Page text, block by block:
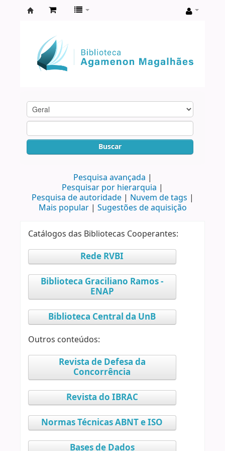
Agamenon
Magalhães
Buscar
Pesquisa avançada
Pesquisar por hierarquia
Pesquisa de autoridade
Nuvem de tags
Mais popular
Sugestões de aquisição
Catálogos das Bibliotecas Cooperantes:
Rede RVBI
Biblioteca Graciliano Ramos -
ENAP
Biblioteca Central da UnB
Outros conteúdos:
Revista de Defesa da
Concorrência
Revista do IBRAC
Normas Técnicas ABNT e ISO
Bases de Dados